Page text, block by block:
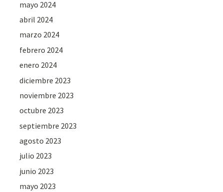
mayo 2024
abril 2024
marzo 2024
febrero 2024
enero 2024
diciembre 2023
noviembre 2023
octubre 2023
septiembre 2023
agosto 2023
julio 2023
junio 2023
mayo 2023